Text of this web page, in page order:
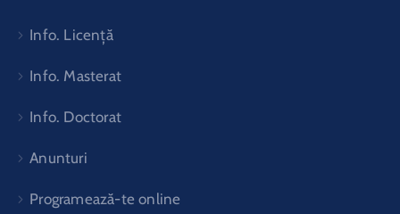
Info. Licență
Info. Masterat
Info. Doctorat
Anunturi
Programează-te online